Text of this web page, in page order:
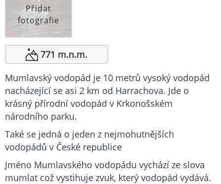
Přidat
fotografie
771 m.n.m.
Mumlavský vodopád je 10 metrů vysoký vodopád
nacházející se asi 2 km od Harrachova. Jde o
krásný přírodní vodopád v Krkonošském
národního parku.
Také se jedná o jeden z nejmohutnějších
vodopádů v České republice
Jméno Mumlavského vodopádu vychází ze slova
mumlat což vystihuje zvuk, který vodopád vydává.